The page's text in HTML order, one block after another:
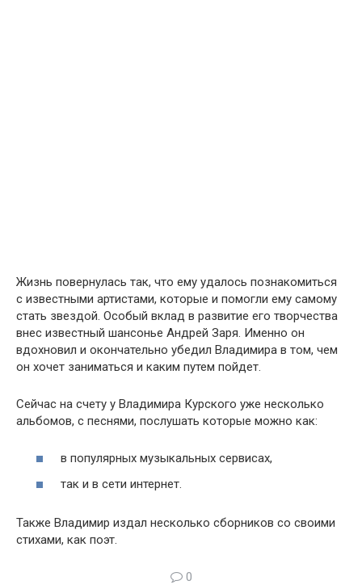
Жизнь повернулась так, что ему удалось познакомиться
с известными артистами, которые и помогли ему самому
стать звездой. Особый вклад в развитие его творчества
внес известный шансонье Андрей Заря. Именно он
вдохновил и окончательно убедил Владимира в том, чем
он хочет заниматься и каким путем пойдет.
Сейчас на счету у Владимира Курского уже несколько
альбомов, с песнями, послушать которые можно как:
в популярных музыкальных сервисах,
так и в сети интернет.
Также Владимир издал несколько сборников со своими
стихами, как поэт.
0